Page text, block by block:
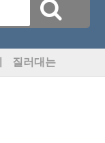
질러대는